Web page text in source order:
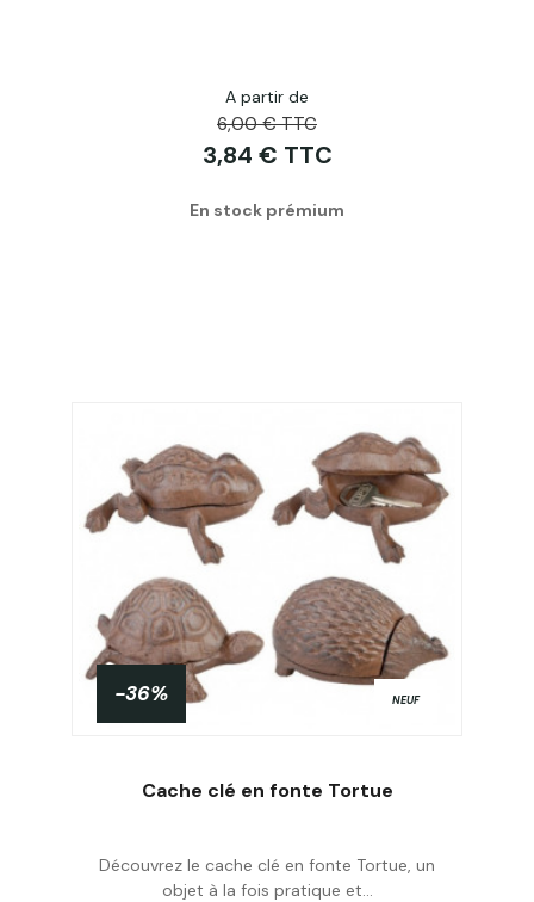
A partir de
6,00 € TTC
3,84 € TTC
En stock prémium
Acheter
-36% NEUF
Cache clé en fonte Tortue
Découvrez le cache clé en fonte Tortue, un
objet à la fois pratique et...